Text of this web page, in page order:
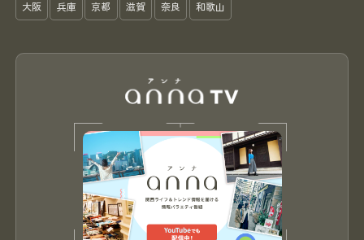
大阪 兵庫 京都 滋賀 奈良 和歌山